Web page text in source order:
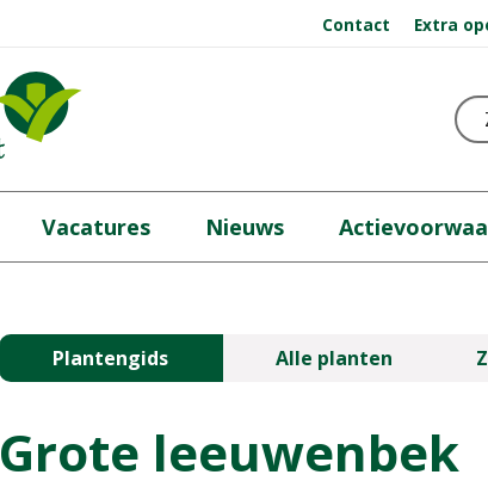
Contact Extra
Vacatures Nieuws
Plantengids Alle planten
Grote leeuwenbek